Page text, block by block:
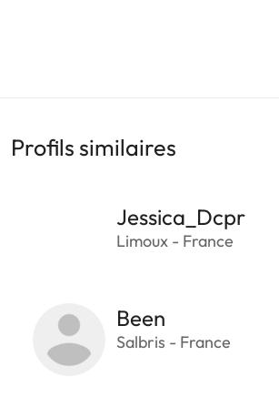
Profils similaires
Jessica_Dcpr
Limoux - France
Been
Salbris - France